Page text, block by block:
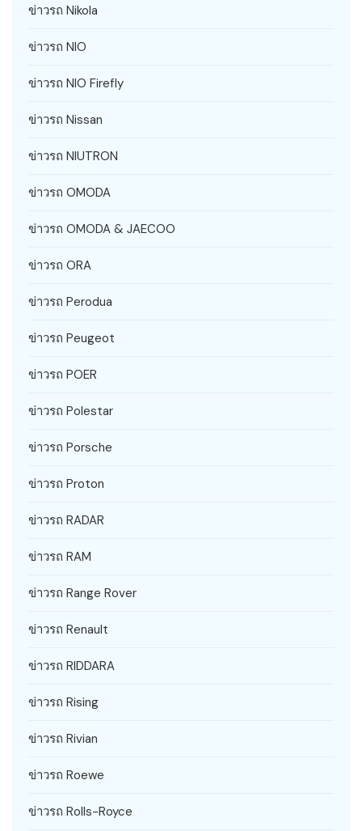
ข่าวรถ Nikola
ข่าวรถ NIO
ข่าวรถ NIO Firefly
ข่าวรถ Nissan
ข่าวรถ NIUTRON
ข่าวรถ OMODA
ข่าวรถ OMODA & JAECOO
ข่าวรถ ORA
ข่าวรถ Perodua
ข่าวรถ Peugeot
ข่าวรถ POER
ข่าวรถ Polestar
ข่าวรถ Porsche
ข่าวรถ Proton
ข่าวรถ RADAR
ข่าวรถ RAM
ข่าวรถ Range Rover
ข่าวรถ Renault
ข่าวรถ RIDDARA
ข่าวรถ Rising
ข่าวรถ Rivian
ข่าวรถ Roewe
ข่าวรถ Rolls-Royce